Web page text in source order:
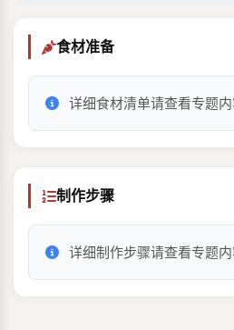
食材准备
详细食材清单请查看专题
制作步骤
详细制作步骤请查看专题